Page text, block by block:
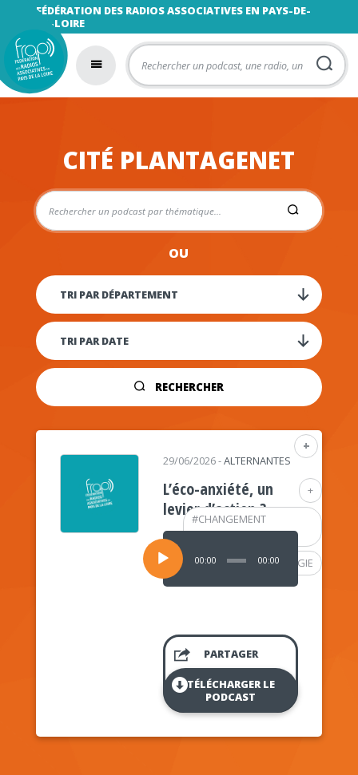
FÉDÉRATION DES RADIOS ASSOCIATIVES EN PAYS-DE-
LA-LOIRE
CITÉ PLANTAGENET
OU
RECHERCHER
+
+
#CHANGEMENT
CLIMATIQUE
#PSYCHOLOGIE
29/06/2026-ALTERNANTES
L’éco-anxiété, un
levier d’action ?
Lecteur
audio
00:00 00:00
PARTAGER
TÉLÉCHARGER LE
PODCAST